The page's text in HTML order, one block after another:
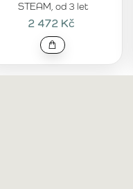
STEAM, od 3 let
2 472 Kč